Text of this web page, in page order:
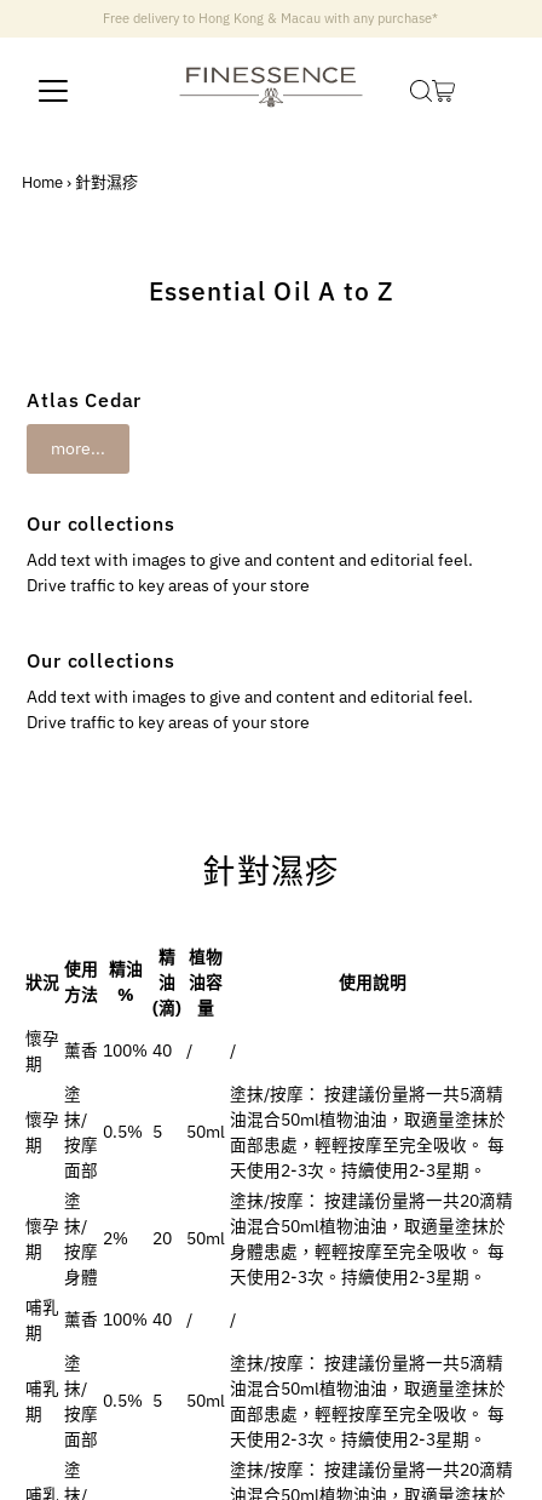
Free delivery to Hong Kong & Macau with any purchase*
Home›針對濕疹
Essential Oil A to Z
Atlas Cedar
more...
Our collections
Add text with images to give and content and editorial feel.
Drive traffic to key areas of your store
Our collections
Add text with images to give and content and editorial feel.
Drive traffic to key areas of your store
針對濕疹
狀況
使用
方法
精油
%
精
油
(滴)
植物
油容
量
使用說明
懷孕
期
薰香 100% 40 / /
懷孕
期
塗
抹/
按摩
面部
0.5% 5 50ml
塗抹/按摩： 按建議份量將一共5滴精
油混合50ml植物油油，取適量塗抹於
面部患處，輕輕按摩至完全吸收。 每
天使用2-3次。持續使用2-3星期。
懷孕
期
塗
抹/
按摩
身體
2% 20 50ml
塗抹/按摩： 按建議份量將一共20滴精
油混合50ml植物油油，取適量塗抹於
身體患處，輕輕按摩至完全吸收。 每
天使用2-3次。持續使用2-3星期。
哺乳
期
薰香 100% 40 / /
哺乳
期
塗
抹/
按摩
面部
0.5% 5 50ml
塗抹/按摩： 按建議份量將一共5滴精
油混合50ml植物油油，取適量塗抹於
面部患處，輕輕按摩至完全吸收。 每
天使用2-3次。持續使用2-3星期。
哺乳
塗
抹/
塗抹/按摩： 按建議份量將一共20滴精
油混合50ml植物油油，取適量塗抹於